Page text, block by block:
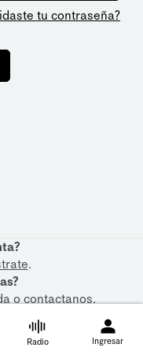
tu contraseña?
.
ocontactanos.
Radio Ingresar